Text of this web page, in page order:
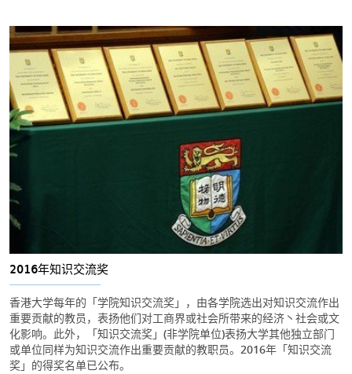
2016年知识交流奖
香港大学每年的「学院知识交流奖」，由各学院选出对知识交流作出
重要贡献的教员，表扬他们对工商界或社会所带来的经济丶社会或文
化影响。此外，「知识交流奖」(非学院单位)表扬大学其他独立部门
或单位同样为知识交流作出重要贡献的教职员。2016年「知识交流
奖」的得奖名单已公布。